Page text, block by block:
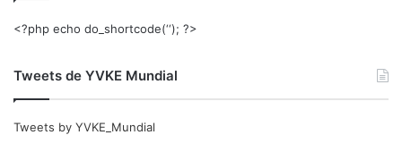
<?php echo do_shortcode(‘‘); ?>
Tweets de YVKE Mundial
Tweets by YVKE_Mundial